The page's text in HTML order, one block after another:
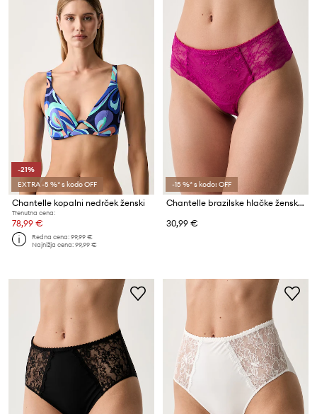
-21%
EXTRA -5 %* s kodo OFF
Chantelle kopalni nedrček ženski
Trenutna cena:
78,99 €
Redna cena:99,99 €
Najnižja cena:99,99 €
-15 %* s kodo: OFF
Chantelle brazilske hlačke ženske Kiss
30,99 €